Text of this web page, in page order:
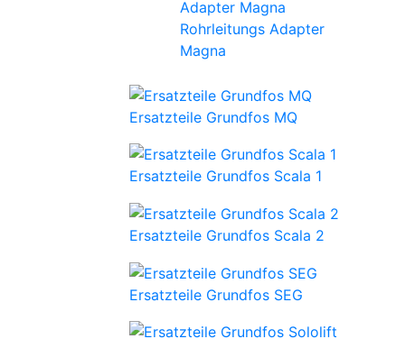
Rohrleitungs Adapter
Magna
Ersatzteile Grundfos MQ
Ersatzteile Grundfos Scala 1
Ersatzteile Grundfos Scala 2
Ersatzteile Grundfos SEG